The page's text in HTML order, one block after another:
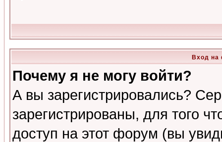
Вход на
Почему я не могу войти?
А вы зарегистрировались?
зарегистрированы, для того
доступ на этот форум (вы